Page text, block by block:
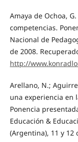
Amaya de Ochoa,
competencias.
Nacional de
de 2008.
http://
Arellano, N.;
una experiencia en
Ponencia
Educación &
(Argentina), 11 y 12